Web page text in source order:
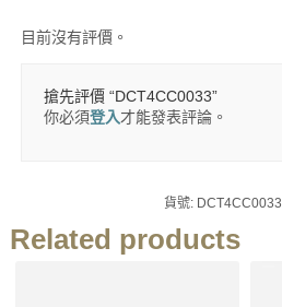
目前沒有評價。
搶先評價 “DCT4CC0033”
你必須登入才能發表評論。
貨號: DCT4CC0033
Related products